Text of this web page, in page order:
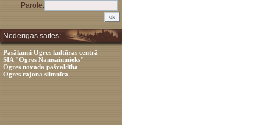
Parole:
Noderīgas saites:
Pasākumi Ogres kultūras centrā
SIA "Ogres Namsaimnieks"
Ogres novada pašvaldība
Ogres rajona slimnīca